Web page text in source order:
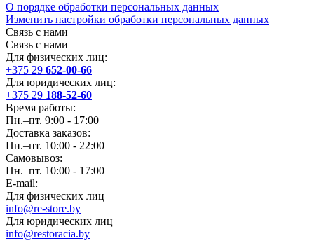
О порядке обработки персональных данных
Изменить настройки обработки персональных данных
Связь с нами
Связь с нами
Для физических лиц:
+375 29 652-00-66
Для юридических лиц:
+375 29 188-52-60
Время работы:
Пн.–пт. 9:00 - 17:00
Доставка заказов:
Пн.–пт. 10:00 - 22:00
Самовывоз:
Пн.–пт. 10:00 - 17:00
E-mail:
Для физических лиц
info@re-store.by
Для юридических лиц
info@restoracia.by